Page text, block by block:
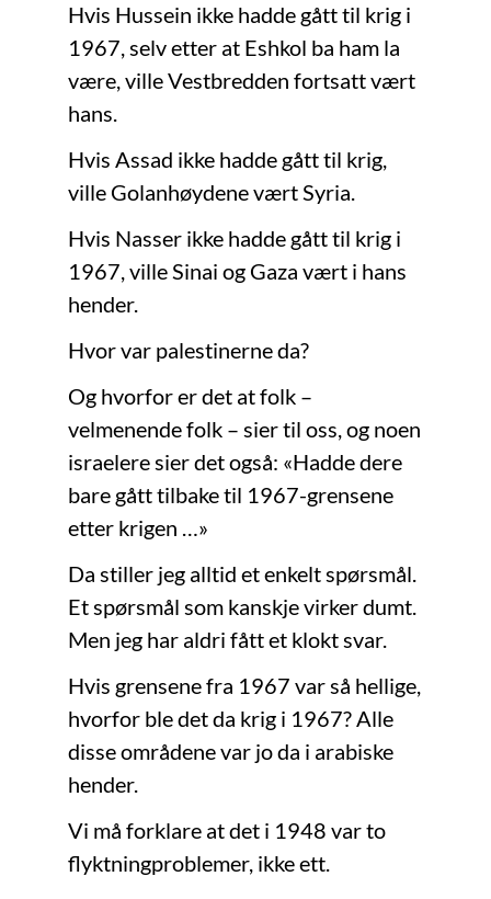
Hvis Hussein ikke hadde gått til krig i
1967, selv etter at Eshkol ba ham la
være, ville Vestbredden fortsatt vært
hans.
Hvis Assad ikke hadde gått til krig,
ville Golanhøydene vært Syria.
Hvis Nasser ikke hadde gått til krig i
1967, ville Sinai og Gaza vært i hans
hender.
Hvor var palestinerne da?
Og hvorfor er det at folk –
velmenende folk – sier til oss, og noen
israelere sier det også: «Hadde dere
bare gått tilbake til 1967-grensene
etter krigen …»
Da stiller jeg alltid et enkelt spørsmål.
Et spørsmål som kanskje virker dumt.
Men jeg har aldri fått et klokt svar.
Hvis grensene fra 1967 var så hellige,
hvorfor ble det da krig i 1967? Alle
disse områdene var jo da i arabiske
hender.
Vi må forklare at det i 1948 var to
flyktningproblemer, ikke ett.